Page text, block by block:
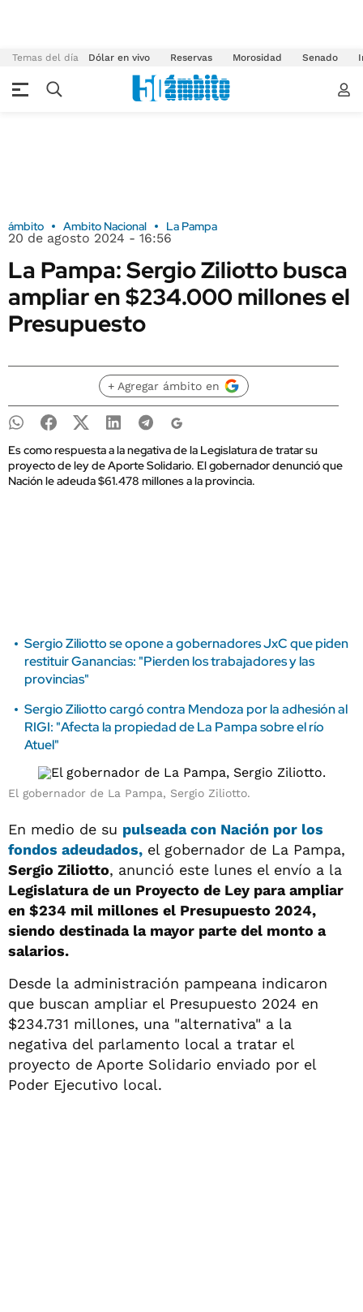
Temas del día Dólar en vivo Reservas Morosidad Senado
ámbito Ambito Nacional La Pampa
20 de agosto 2024 - 16:56
La Pampa: Sergio Ziliotto busca
ampliar en $234.000 millones el
Presupuesto
+ Agregar ámbito en
Es como respuesta a la negativa de la Legislatura de tratar su
proyecto de ley de Aporte Solidario. El gobernador denunció que
Nación le adeuda $61.478 millones a la provincia.
Sergio Ziliotto se opone a gobernadores JxC que piden
restituir Ganancias: "Pierden los trabajadores y las
provincias"
Sergio Ziliotto cargó contra Mendoza por la adhesión al
RIGI: "Afecta la propiedad de La Pampa sobre el río
Atuel"
El gobernador de La Pampa, Sergio Ziliotto.
En medio de su pulseada con Nación por los
fondos adeudados, el gobernador de La Pampa,
Sergio Ziliotto, anunció este lunes el envío a la
Legislatura de un Proyecto de Ley para ampliar
en $234 mil millones el Presupuesto 2024,
siendo destinada la mayor parte del monto a
salarios.
Desde la administración pampeana indicaron
que buscan ampliar el Presupuesto 2024 en
$234.731 millones, una "alternativa" a la
negativa del parlamento local a tratar el
proyecto de Aporte Solidario enviado por el
Poder Ejecutivo local.